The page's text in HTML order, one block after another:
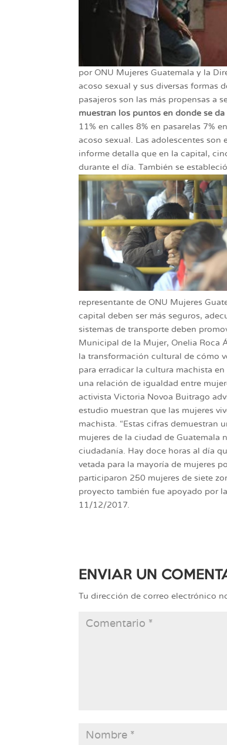
por ONU Mujeres Guatemala y la
acoso sexual y sus diversas formas
pasajeros son las más propensas a
muestran los puntos en donde se da
11% en calles 8% en pasarelas 7%
acoso sexual. Las adolescentes
informe detalla que en la capital,
durante el día. También se
representante de ONU Mujeres
capital deben ser más seguros,
sistemas de transporte deben
Municipal de la Mujer, Onelia Roca
la transformación cultural de cómo
para erradicar la cultura machista
una relación de igualdad entre
activista Victoria Novoa Buitrago
estudio muestran que las mujeres
machista. “Estas cifras demuestran
mujeres de la ciudad de Guatemala
ciudadanía. Hay doce horas al día
vetada para la mayoría de mujeres
participaron 250 mujeres de siete
proyecto también fue apoyado por
11/12/2017.
ENVIAR UN
Tu dirección de correo electrónico